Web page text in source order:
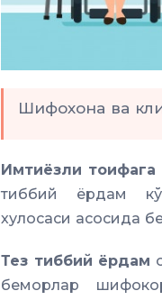
Шифохона ва
Имтиёзли тоифага
тиббий ёрдам
хулосаси асосида
Тез тиббий ёрдам
беморлар